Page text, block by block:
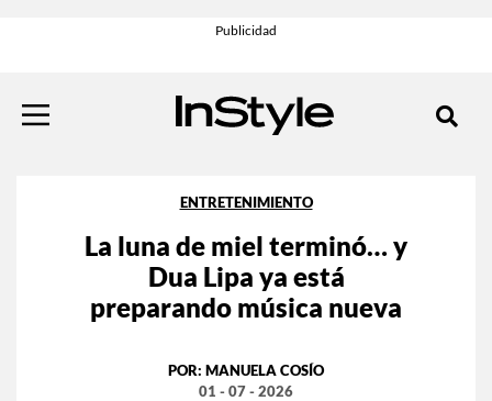
ENTRETENIMIENTO
La luna de miel terminó… y
Dua Lipa ya está
preparando música nueva
POR: MANUELA COSÍO
01 - 07 - 2026